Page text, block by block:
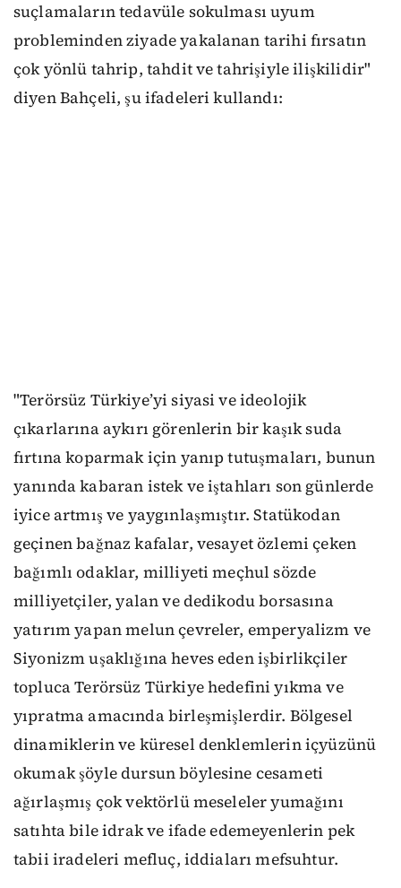
suçlamaların tedavüle sokulması uyum
probleminden ziyade yakalanan tarihi fırsatın
çok yönlü tahrip, tahdit ve tahrişiyle ilişkilidir"
diyen Bahçeli, şu ifadeleri kullandı:
"Terörsüz Türkiye’yi siyasi ve ideolojik
çıkarlarına aykırı görenlerin bir kaşık suda
fırtına koparmak için yanıp tutuşmaları, bunun
yanında kabaran istek ve iştahları son günlerde
iyice artmış ve yaygınlaşmıştır. Statükodan
geçinen bağnaz kafalar, vesayet özlemi çeken
bağımlı odaklar, milliyeti meçhul sözde
milliyetçiler, yalan ve dedikodu borsasına
yatırım yapan melun çevreler, emperyalizm ve
Siyonizm uşaklığına heves eden işbirlikçiler
topluca Terörsüz Türkiye hedefini yıkma ve
yıpratma amacında birleşmişlerdir. Bölgesel
dinamiklerin ve küresel denklemlerin içyüzünü
okumak şöyle dursun böylesine cesameti
ağırlaşmış çok vektörlü meseleler yumağını
satıhta bile idrak ve ifade edemeyenlerin pek
tabii iradeleri mefluç, iddiaları mefsuhtur.